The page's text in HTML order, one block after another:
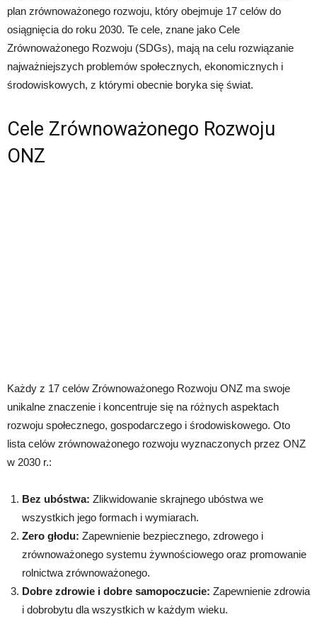
plan zrównoważonego rozwoju, który obejmuje 17 celów do
osiągnięcia do roku 2030. Te cele, znane jako Cele
Zrównoważonego Rozwoju (SDGs), mają na celu rozwiązanie
najważniejszych problemów społecznych, ekonomicznych i
środowiskowych, z którymi obecnie boryka się świat.
Cele Zrównoważonego Rozwoju
ONZ
Każdy z 17 celów Zrównoważonego Rozwoju ONZ ma swoje
unikalne znaczenie i koncentruje się na różnych aspektach
rozwoju społecznego, gospodarczego i środowiskowego. Oto
lista celów zrównoważonego rozwoju wyznaczonych przez ONZ
w 2030 r.:
Bez ubóstwa: Zlikwidowanie skrajnego ubóstwa we
wszystkich jego formach i wymiarach.
Zero głodu: Zapewnienie bezpiecznego, zdrowego i
zrównoważonego systemu żywnościowego oraz promowanie
rolnictwa zrównoważonego.
Dobre zdrowie i dobre samopoczucie: Zapewnienie zdrowia
i dobrobytu dla wszystkich w każdym wieku.